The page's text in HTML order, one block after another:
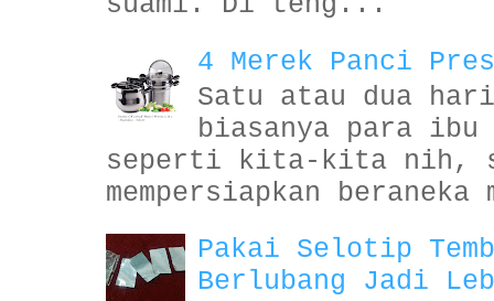
4 Merek Panci
Satu atau dua
biasanya para ibu
seperti kita-kita nih,
mempersiapkan
Pakai Selotip
Berlubang Jadi